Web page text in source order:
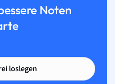
Noten
loslegen